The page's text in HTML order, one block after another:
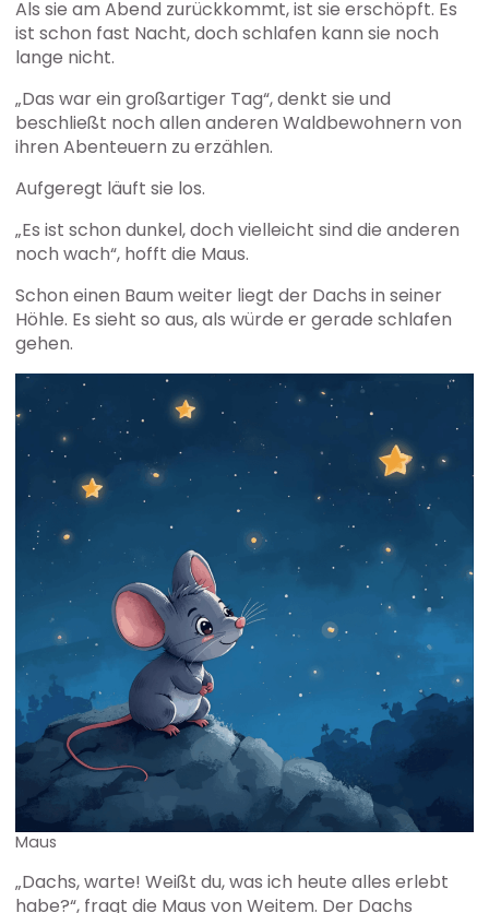
Als sie am Abend zurückkommt, ist sie erschöpft. Es
ist schon fast Nacht, doch schlafen kann sie noch
lange nicht.
„Das war ein großartiger Tag“, denkt sie und
beschließt noch allen anderen Waldbewohnern von
ihren Abenteuern zu erzählen.
Aufgeregt läuft sie los.
„Es ist schon dunkel, doch vielleicht sind die anderen
noch wach“, hofft die Maus.
Schon einen Baum weiter liegt der Dachs in seiner
Höhle. Es sieht so aus, als würde er gerade schlafen
gehen.
Maus
„Dachs, warte! Weißt du, was ich heute alles erlebt
habe?“, fragt die Maus von Weitem. Der Dachs